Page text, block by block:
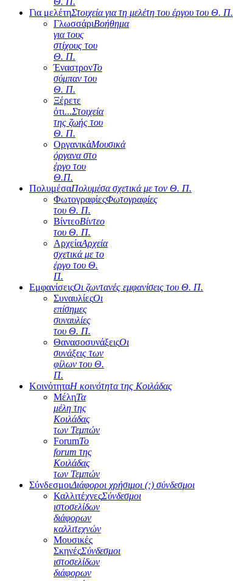
Για μελέτηΣτοιχεία για τη μελέτη του έργου του Θ. Π.
ΓλωσσάριΒοήθημα
για τους
στίχους του
Θ. Π.
ΈναστρονΤο
σύμπαν του
Θ. Π.
Ξέρετε
ότι...Στοιχεία
της ζωής του
Θ. Π.
ΟργανικάΜουσικά
όργανα στο
έργο του
Θ.Π.
ΠολυμέσαΠολυμέσα σχετικά με τον Θ. Π.
ΦωτογραφίεςΦωτογραφίες
του Θ. Π.
ΒίντεοΒίντεο
του Θ. Π.
ΑρχείαΑρχεία
σχετικά με το
έργο του Θ.
Π.
ΕμφανίσειςΟι ζωντανές εμφανίσεις του Θ. Π.
ΣυναυλίεςΟι
επίσημες
συναυλίες
του Θ. Π.
ΘανασοσυνάξειςΟι
συνάξεις των
φίλων του Θ.
Π.
ΚοινότηταΗ κοινότητα της Κοιλάδας
ΜέληΤα
μέλη της
Κοιλάδας
των Τεμπών
ForumΤο
forum της
Κοιλάδας
των Τεμπών
ΣύνδεσμοιΔιάφοροι χρήσιμοι (;) σύνδεσμοι
ΚαλλιτέχνεςΣύνδεσμοι
ιστοσελίδων
διάφορων
καλλιτεχνών
Μουσικές
ΣκηνέςΣύνδεσμοι
ιστοσελίδων
διάφορων